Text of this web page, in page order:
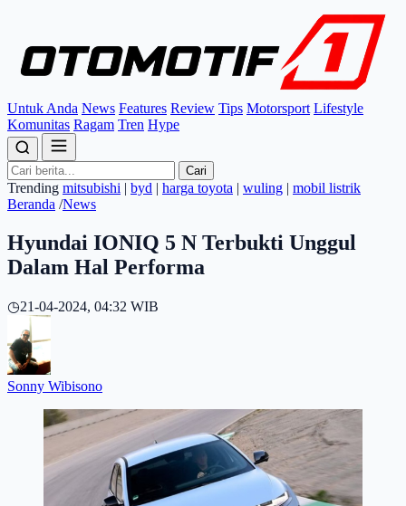
Untuk Anda News Features Review Tips Motorsport Lifestyle
Komunitas Ragam Tren Hype
Cari
Trending mitsubishi | byd | harga toyota | wuling | mobil listrik
Beranda /News
Hyundai IONIQ 5 N Terbukti Unggul
Dalam Hal Performa
◷21-04-2024, 04:32 WIB
Sonny Wibisono